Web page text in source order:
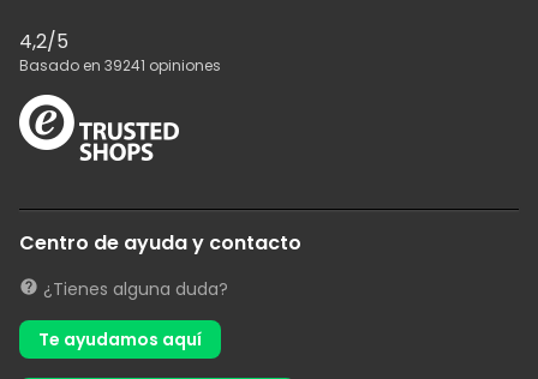
4,2/5
Basado en 39241 opiniones
Centro de ayuda y contacto
¿Tienes alguna duda?
Te ayudamos aquí